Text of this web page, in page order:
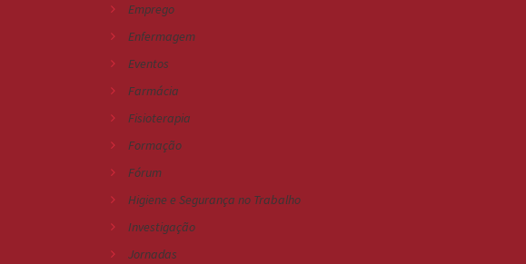
Emprego
Enfermagem
Eventos
Farmácia
Fisioterapia
Formação
Fórum
Higiene e Segurança no Trabalho
Investigação
Jornadas